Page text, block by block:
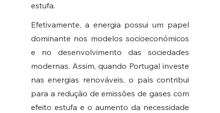
estufa.
Efetivamente, a energia possui um papel
dominante nos modelos socioeconómicos
e no desenvolvimento das sociedades
modernas. Assim, quando Portugal investe
nas energias renováveis, o país contribui
para a redução de emissões de gases com
efeito estufa e o aumento da necessidade